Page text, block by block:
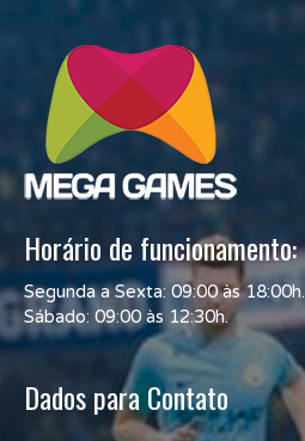
Horário de funcionamento:
Segunda a Sexta: 09:00 às 18:00h.
Sábado: 09:00 às 12:30h.
Dados para Contato